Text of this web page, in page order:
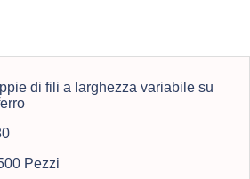
di fili a larghezza variabile su
Pezzi